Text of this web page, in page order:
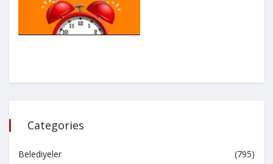
Categories
Belediyeler (795)